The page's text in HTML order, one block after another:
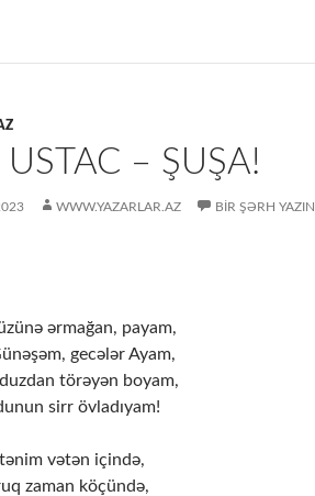
– ŞUŞA!
WWW.YAZARLAR.AZ BIR ŞƏRH YAZIN
ərmağan, payam,
gecələr Ayam,
törəyən boyam,
sirr övladıyam!
vətən içində,
zaman köçündə,